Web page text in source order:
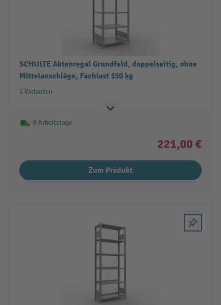
SCHULTE Aktenregal Grundfeld, doppelseitig, ohne
Mittelanschläge, Fachlast 150 kg
6 Varianten
8 Arbeitstage
221,00 €
Zum Produkt